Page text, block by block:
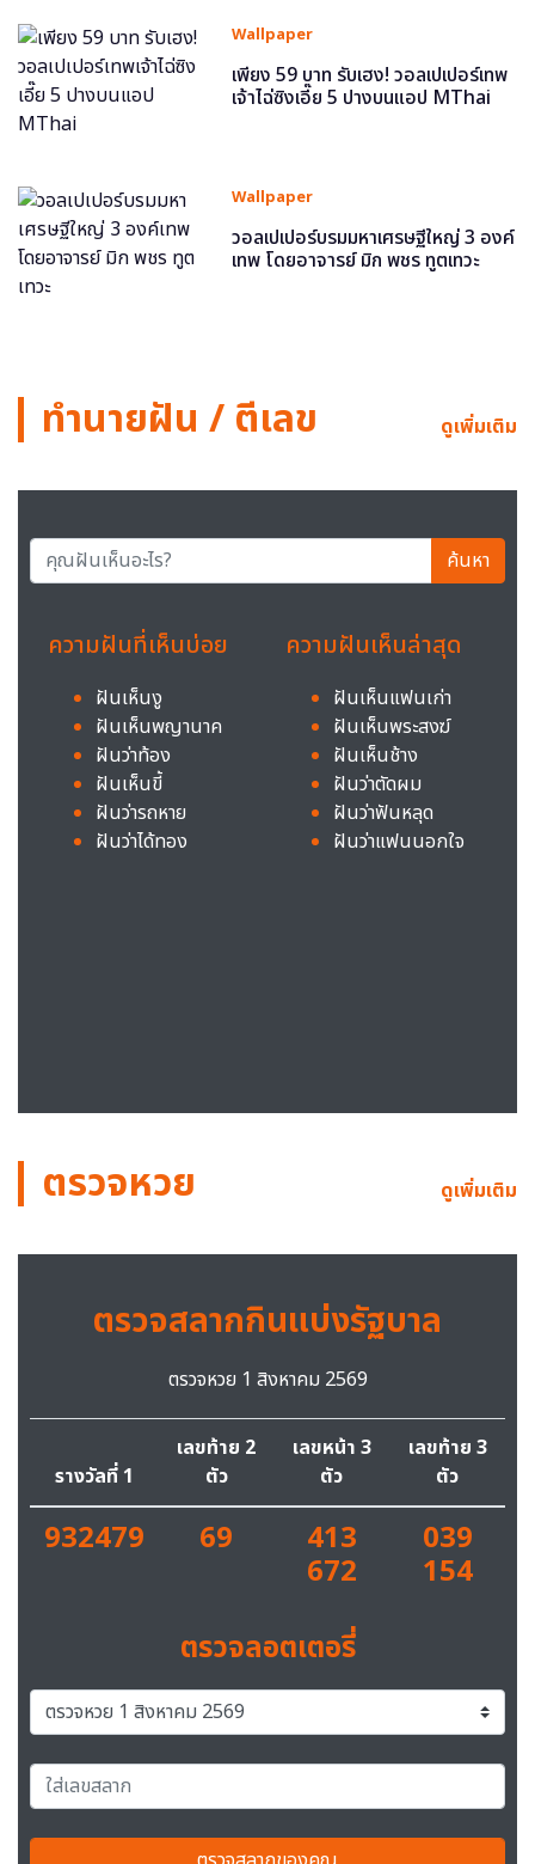
Wallpaper
เพียง 59 บาท รับเฮง! วอลเปเปอร์เทพ
เจ้าไฉ่ซิงเอี๊ย 5 ปางบนแอป MThai
Wallpaper
วอลเปเปอร์บรมมหาเศรษฐีใหญ่ 3 องค์
เทพ โดยอาจารย์ มิก พชร ทูตเทวะ
ทำนายฝัน / ตีเลข ดูเพิ่มเติม
ค้นหา
ความฝันที่เห็นบ่อย
ฝันเห็นงู
ฝันเห็นพญานาค
ฝันว่าท้อง
ฝันเห็นขี้
ฝันว่ารถหาย
ฝันว่าได้ทอง
ความฝันเห็นล่าสุด
ฝันเห็นแฟนเก่า
ฝันเห็นพระสงฆ์
ฝันเห็นช้าง
ฝันว่าตัดผม
ฝันว่าฟันหลุด
ฝันว่าแฟนนอกใจ
ตรวจหวย ดูเพิ่มเติม
ตรวจสลากกินแบ่งรัฐบาล
ตรวจหวย 1 สิงหาคม 2569
รางวัลที่ 1
เลขท้าย 2
ตัว
เลขหน้า 3
ตัว
เลขท้าย 3
ตัว
932479 69 413
672
039
154
ตรวจลอตเตอรี่